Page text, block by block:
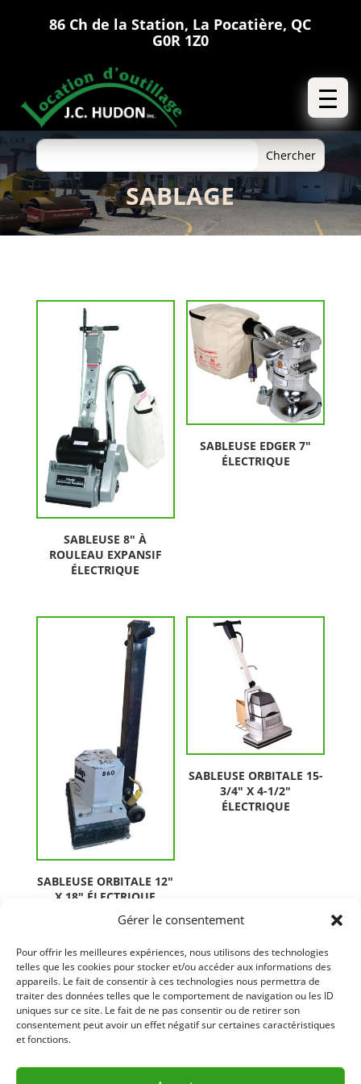
Gérer le consentement
Pour offrir les meilleures expériences, nous utilisons des technologies
telles que les cookies pour stocker et/ou accéder aux informations des
appareils. Le fait de consentir à ces technologies nous permettra de
traiter des données telles que le comportement de navigation ou les ID
uniques sur ce site. Le fait de ne pas consentir ou de retirer son
consentement peut avoir un effet négatif sur certaines caractéristiques
et fonctions.
86 Ch de la Station, La Pocatière, QC
G0R 1Z0
SABLAGE
SABLEUSE 8″ À
ROULEAU EXPANSIF
ÉLECTRIQUE
SABLEUSE EDGER 7″
ÉLECTRIQUE
SABLEUSE ORBITALE 12″
X 18″ ÉLECTRIQUE
SABLEUSE ORBITALE 15-
3/4″ X 4-1/2″
ÉLECTRIQUE